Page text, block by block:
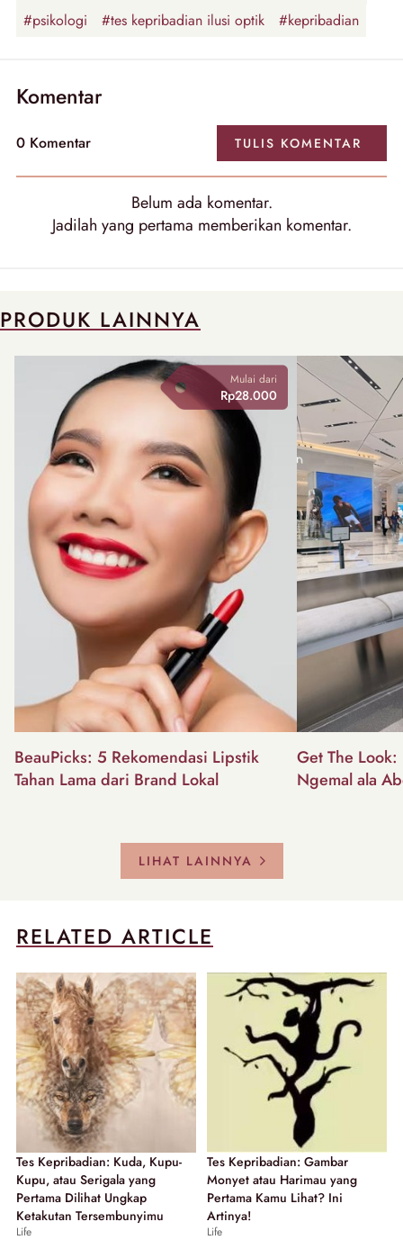
#psikologi
#tes kepribadian ilusi optik #kepribadian
Komentar
0 Komentar TULIS KOMENTAR
Belum ada komentar.
Jadilah yang pertama memberikan komentar.
PRODUK LAINNYA
Mulai dari
Rp28.000
BeauPicks: 5 Rekomendasi Lipstik
Tahan Lama dari Brand Lokal
Get The
Ngemal ala
LIHAT LAINNYA
RELATED ARTICLE
Tes Kepribadian: Kuda, Kupu-
Kupu, atau Serigala yang
Pertama Dilihat Ungkap
Ketakutan Tersembunyimu
Life
Tes Kepribadian: Gambar
Monyet atau Harimau yang
Pertama Kamu Lihat? Ini
Artinya!
Life